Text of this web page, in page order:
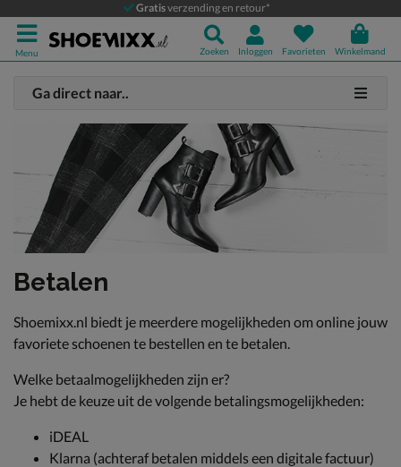
Gratisverzending en retour*
Menu Zoeken Inloggen Favorieten Winkelmand
Ga direct naar..
Betalen
Shoemixx.nl biedt je meerdere mogelijkheden om online jouw
favoriete schoenen te bestellen en te betalen.
Welke betaalmogelijkheden zijn er?
Je hebt de keuze uit de volgende betalingsmogelijkheden:
iDEAL
Klarna (achteraf betalen middels een digitale factuur)